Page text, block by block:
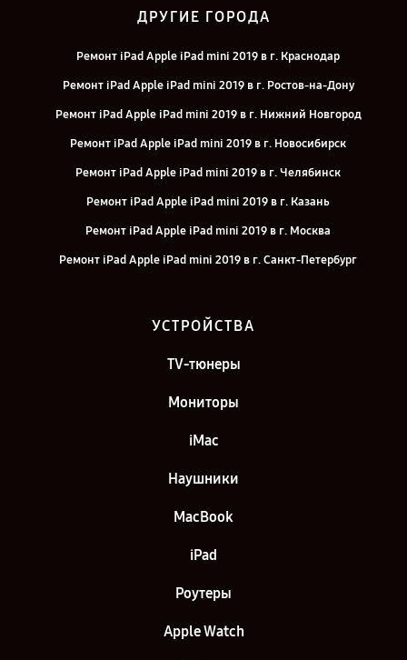
ДРУГИЕ ГОРОДА
Ремонт iPad Apple iPad mini 2019 в г. Краснодар
Ремонт iPad Apple iPad mini 2019 в г. Ростов-на-Дону
Ремонт iPad Apple iPad mini 2019 в г. Нижний Новгород
Ремонт iPad Apple iPad mini 2019 в г. Новосибирск
Ремонт iPad Apple iPad mini 2019 в г. Челябинск
Ремонт iPad Apple iPad mini 2019 в г. Казань
Ремонт iPad Apple iPad mini 2019 в г. Москва
Ремонт iPad Apple iPad mini 2019 в г. Санкт-Петербург
УСТРОЙСТВА
TV-тюнеры
Мониторы
iMac
Наушники
MacBook
iPad
Роутеры
Apple Watch